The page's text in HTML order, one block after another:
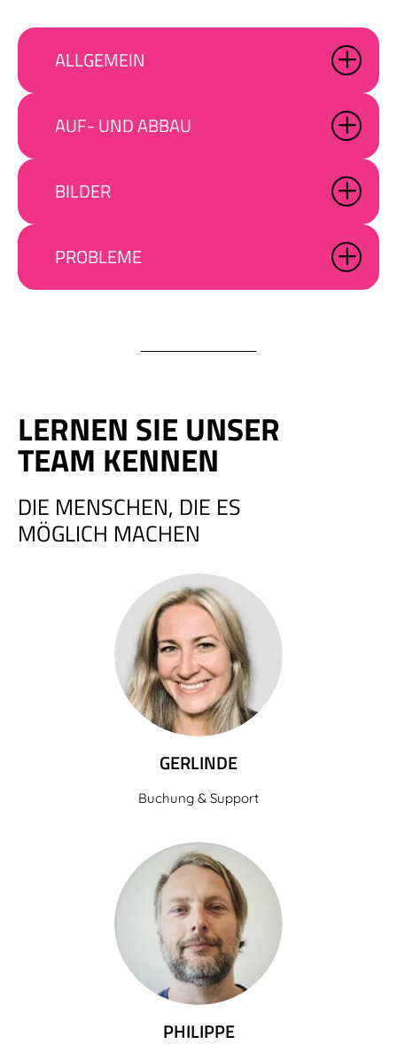
ALLGEMEIN
AUF- UND ABBAU
BILDER
PROBLEME
LERNEN SIE UNSER
TEAM KENNEN
DIE MENSCHEN, DIE ES
MÖGLICH MACHEN
GERLINDE
Buchung & Support
PHILIPPE